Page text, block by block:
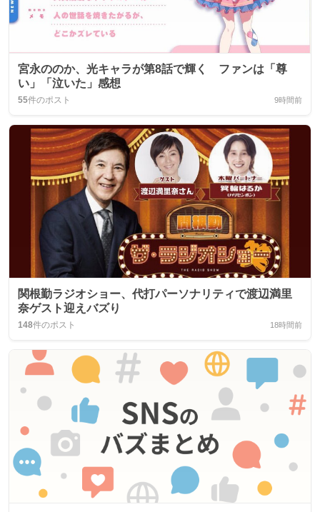
宮永ののか、光キャラが第8話で輝く ファンは「尊
い」「泣いた」感想
55件のポスト 9時間前
関根勤ラジオショー、代打パーソナリティで渡辺満里
奈ゲスト迎えバズり
148件のポスト 18時間前